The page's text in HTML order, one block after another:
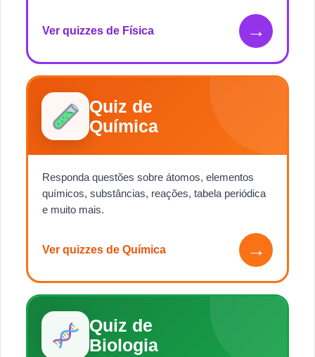
Ver quizzes de Física →
Quiz de
Química
Responda questões sobre átomos, elementos
químicos, substâncias, reações, tabela periódica
e muito mais.
Ver quizzes de Química →
Quiz de
Biologia